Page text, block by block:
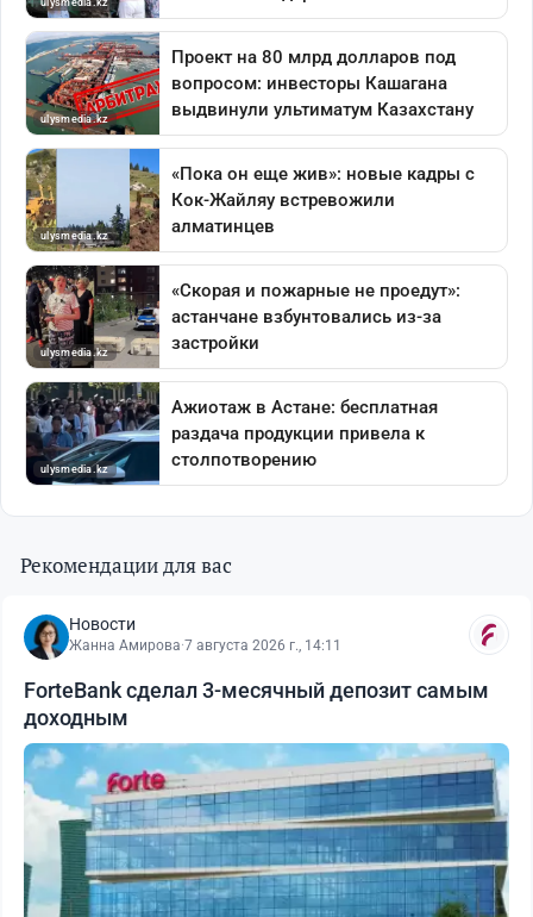
Рекомендации для вас
Новости
Жанна Амирова·7 августа 2026 г., 14:11
ForteBank сделал 3-месячный депозит самым
доходным